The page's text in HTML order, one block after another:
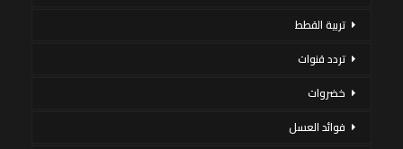
تربية القطط
تردد قنوات
خضروات
فوائد العسل